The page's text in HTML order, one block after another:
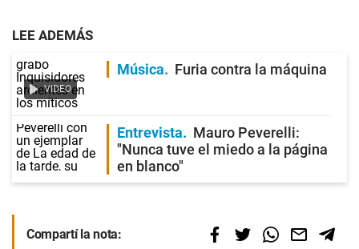
LEE ADEMÁS
VIDEO
Música Furia contra la máquina
Entrevista
Mauro Peverelli:
"Nunca tuve el miedo a la página
en blanco"
Compartí la nota: